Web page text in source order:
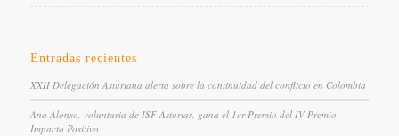
Entradas recientes
XXII Delegación Asturiana alerta sobre la continuidad del conflicto en Colombia
Ana Alonso, voluntaria de ISF Asturias, gana el 1er Premio del IV Premio
Impacto Positivo